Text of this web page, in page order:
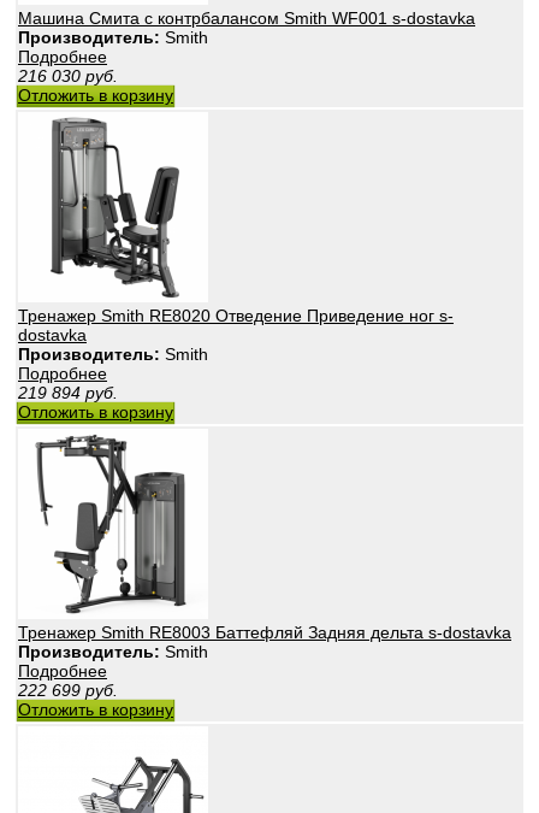
Машина Смита с контрбалансом Smith WF001 s-dostavka
Производитель: Smith
Подробнее
216 030 руб.
Отложить в корзину
Тренажер Smith RE8020 Отведение Приведение ног s-
dostavka
Производитель: Smith
Подробнее
219 894 руб.
Отложить в корзину
Тренажер Smith RE8003 Баттефляй Задняя дельта s-dostavka
Производитель: Smith
Подробнее
222 699 руб.
Отложить в корзину